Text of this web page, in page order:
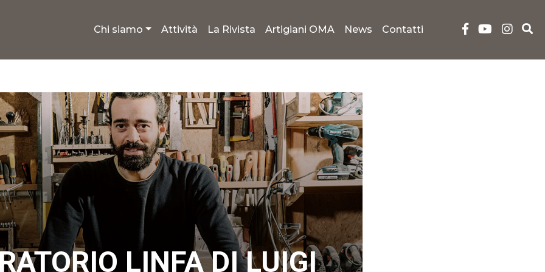
Chi siamo Attività La Rivista Artigiani OMA News Contatti
LINFA DI LUIGI